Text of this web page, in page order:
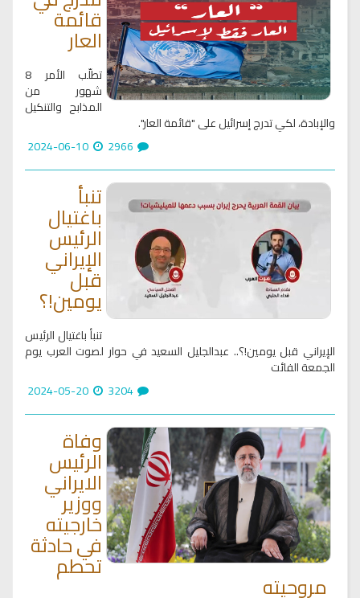
قائمة
العار
تطلّب الأمر 8
شهور من
المذابح والتنكيل
والإبادة، لكي تدرج إسرائيل على "قائمة العار".
تنبأ
باغتيال
الرئيس
الإيراني
قبل
يومين!؟
تنبأ باغتيال الرئيس
الإيراني قبل يومين!؟.. عبدالجليل السعيد في حوار لصوت العرب يوم
الجمعة الفائت
وفاة
الرئيس
الايراني
ووزير
خارجيته
في حادثة
تحطم
مروحيته